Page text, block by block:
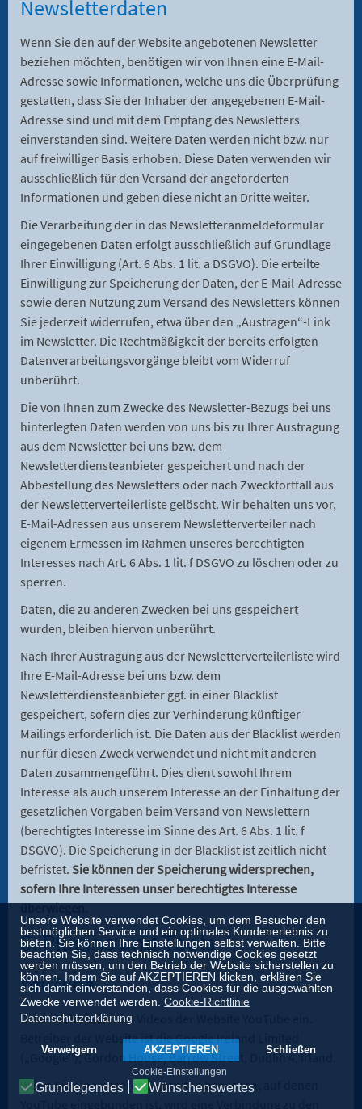
Unsere Website verwendet Cookies, um dem Besucher den
bestmöglichen Service und ein optimales Kundenerlebnis zu
bieten. Sie können Ihre Einstellungen selbst verwalten. Bitte
beachten Sie, dass technisch notwendige Cookies gesetzt
werden müssen, um den Betrieb der Website sicherstellen zu
können. Indem Sie auf AKZEPTIEREN klicken, erklären Sie
sich damit einverstanden, dass Cookies für die ausgewählten
Zwecke verwendet werden. Cookie-Richtlinie
Datenschutzerklärung
Verweigern AKZEPTIEREN
Schließen
Cookie-Einstellungen
Grundlegendes Wünschenswertes
Newsletter­daten
Wenn Sie den auf der Website angebotenen Newsletter
beziehen möchten, benötigen wir von Ihnen eine E-Mail-
Adresse sowie Informationen, welche uns die Überprüfung
gestatten, dass Sie der Inhaber der angegebenen E-Mail-
Adresse sind und mit dem Empfang des Newsletters
einverstanden sind. Weitere Daten werden nicht bzw. nur
auf freiwilliger Basis erhoben. Diese Daten verwenden wir
ausschließlich für den Versand der angeforderten
Informationen und geben diese nicht an Dritte weiter.
Die Verarbeitung der in das Newsletteranmeldeformular
eingegebenen Daten erfolgt ausschließlich auf Grundlage
Ihrer Einwilligung (Art. 6 Abs. 1 lit. a DSGVO). Die erteilte
Einwilligung zur Speicherung der Daten, der E-Mail-Adresse
sowie deren Nutzung zum Versand des Newsletters können
Sie jederzeit widerrufen, etwa über den „Austragen“-Link
im Newsletter. Die Rechtmäßigkeit der bereits erfolgten
Datenverarbeitungsvorgänge bleibt vom Widerruf
unberührt.
Die von Ihnen zum Zwecke des Newsletter-Bezugs bei uns
hinterlegten Daten werden von uns bis zu Ihrer Austragung
aus dem Newsletter bei uns bzw. dem
Newsletterdiensteanbieter gespeichert und nach der
Abbestellung des Newsletters oder nach Zweckfortfall aus
der Newsletterverteilerliste gelöscht. Wir behalten uns vor,
E-Mail-Adressen aus unserem Newsletterverteiler nach
eigenem Ermessen im Rahmen unseres berechtigten
Interesses nach Art. 6 Abs. 1 lit. f DSGVO zu löschen oder zu
sperren.
Daten, die zu anderen Zwecken bei uns gespeichert
wurden, bleiben hiervon unberührt.
Nach Ihrer Austragung aus der Newsletterverteilerliste wird
Ihre E-Mail-Adresse bei uns bzw. dem
Newsletterdiensteanbieter ggf. in einer Blacklist
gespeichert, sofern dies zur Verhinderung künftiger
Mailings erforderlich ist. Die Daten aus der Blacklist werden
nur für diesen Zweck verwendet und nicht mit anderen
Daten zusammengeführt. Dies dient sowohl Ihrem
Interesse als auch unserem Interesse an der Einhaltung der
gesetzlichen Vorgaben beim Versand von Newslettern
(berechtigtes Interesse im Sinne des Art. 6 Abs. 1 lit. f
DSGVO). Die Speicherung in der Blacklist ist zeitlich nicht
befristet. Sie können der Speicherung widersprechen,
sofern Ihre Interessen unser berechtigtes Interesse
überwiegen.
6. Plugins und Tools
YouTube
Diese Website bindet Videos der Website YouTube ein.
Betreiber der Website ist die Google Ireland Limited
(„Google“), Gordon House, Barrow Street, Dublin 4, Irland.
Wenn Sie eine unserer Webseiten besuchen, auf denen